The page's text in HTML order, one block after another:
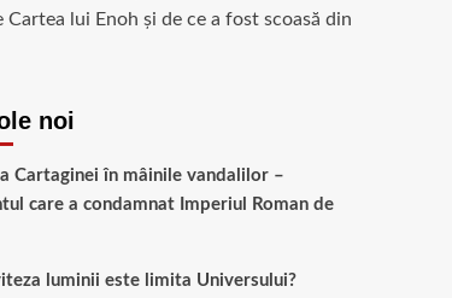
Cartea lui Enoh și de ce a fost scoasă din
noi
Cartaginei în mâinile vandalilor –
care a condamnat Imperiul Roman de
luminii este limita Universului?